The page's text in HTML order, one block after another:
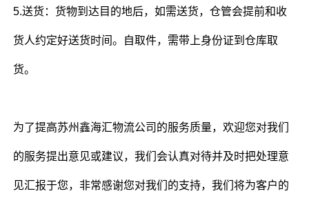
5.送货：货物到达目的地后，如需送货，仓管会提前和收
货人约定好送货时间。自取件，需带上身份证到仓库取
货。
为了提高苏州鑫海汇物流公司的服务质量，欢迎您对我们
的服务提出意见或建议，我们会认真对待并及时把处理意
见汇报于您，非常感谢您对我们的支持，我们将为客户的